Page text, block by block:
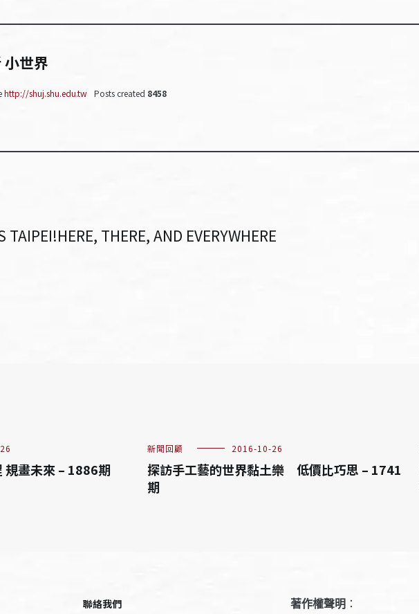
小世界
http://shuj.shu.edu.tw Posts created 8458
TAIPEI!HERE, THERE, AND EVERYWHERE
規畫未來 – 1886期
新聞回顧 2016-10-26
探訪手工藝的世界黏土樂 低價比巧思 – 1741
期
聯絡我們 著作權聲明 ：